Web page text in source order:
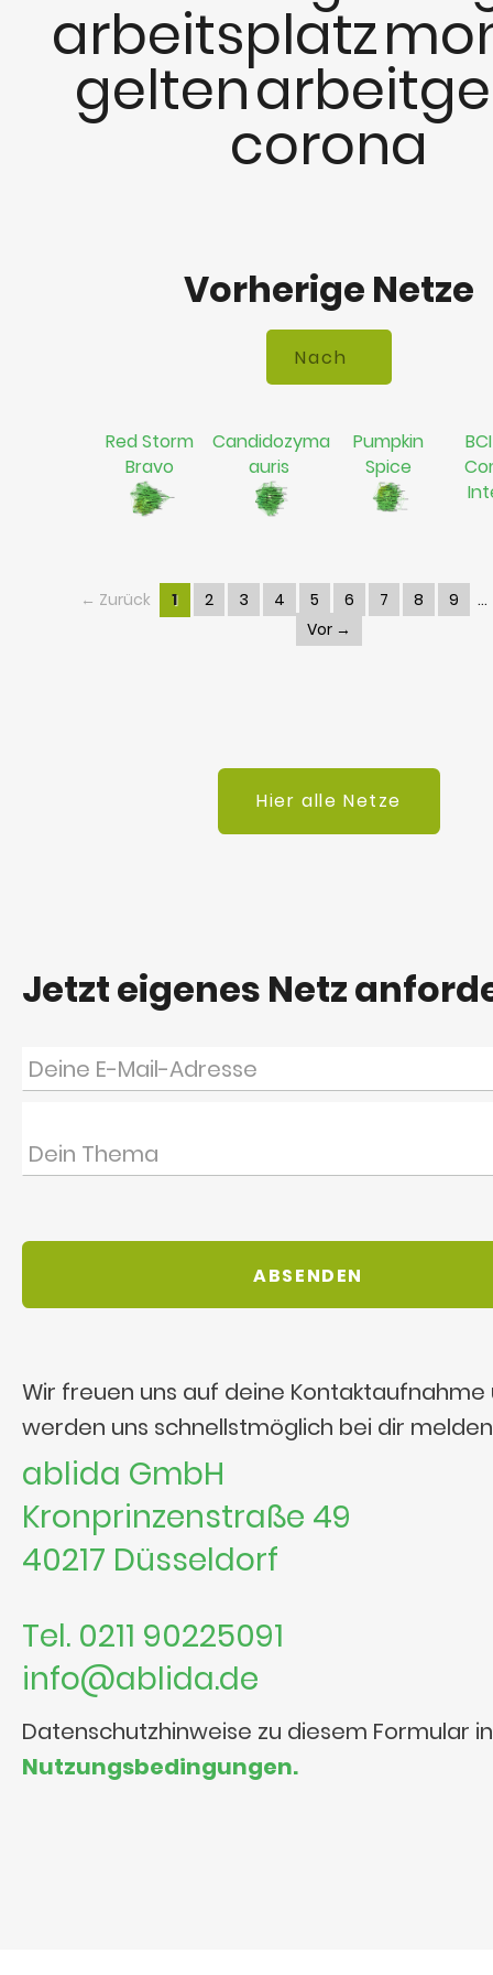
arbeitsplatz
gelten
corona
Vorherige Netze
Red Storm
Bravo
Candidozyma
auris
Pumpkin
Spice
← Zurück 1 2 3 4 5 6 7 8
9
Vor →
Hier alle Netze
Jetzt eigenes Netz
Wir freuen uns auf deine Kontaktaufnahme
werden uns schnellstmöglich bei dir
ablida GmbH
Kronprinzenstraße 49
40217 Düsseldorf
Tel. 0211 90225091
info@ablida.de
Datenschutzhinweise zu diesem Formular
Nutzungsbedingungen.